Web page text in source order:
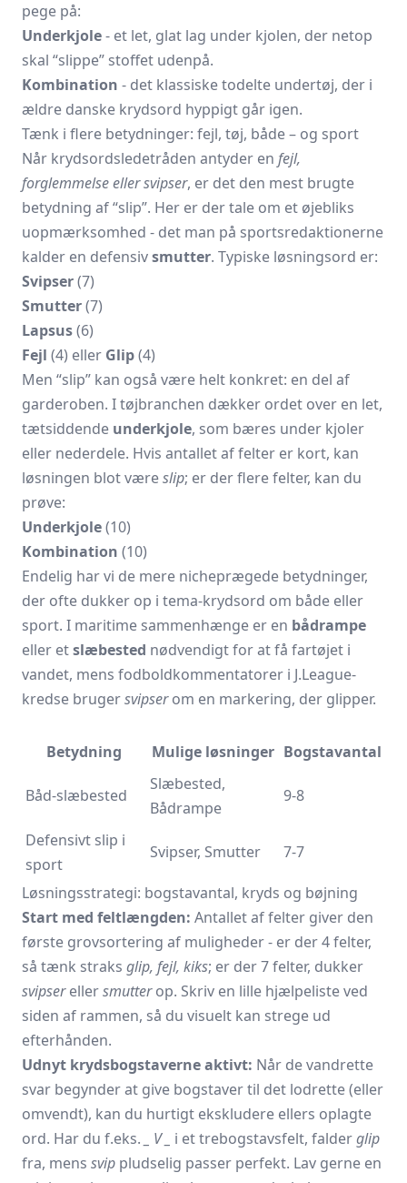
pege på:
Underkjole- et let, glat lag under kjolen, der netop
skal “slippe” stoffet udenpå.
Kombination - det klassiske todelte undertøj, der i
ældre danske krydsord hyppigt går igen.
Tænk i flere betydninger: fejl, tøj, både – og sport
Når krydsordsledetråden antyder en fejl,
forglemmelse eller svipser, er det den mest brugte
betydning af “slip”. Her er der tale om et øjebliks
uopmærksomhed - det man på sportsredaktionerne
kalder en defensivsmutter. Typiske løsningsord er:
Svipser(7)
Smutter(7)
Lapsus(6)
Fejl (4) eller Glip(4)
Men “slip” kan også være helt konkret: en del af
garderoben. I tøjbranchen dækker ordet over en let,
tætsiddende underkjole, som bæres under kjoler
eller nederdele. Hvis antallet af felter er kort, kan
løsningen blot væreslip; er der flere felter, kan du
prøve:
Underkjole(10)
Kombination (10)
Endelig har vi de mere nicheprægede betydninger,
der ofte dukker op i tema-krydsord om både eller
sport. I maritime sammenhænge er en bådrampe
eller etslæbested nødvendigt for at få fartøjet i
vandet, mens fodboldkommentatorer i J.League-
kredse brugersvipserom en markering, der glipper.
Betydning Mulige løsninger Bogstavantal
Båd-slæbested
Slæbested,
Bådrampe
9-8
Defensivt slip i
sport
Svipser, Smutter 7-7
Løsningsstrategi: bogstavantal, kryds og bøjning
Start med feltlængden: Antallet af felter giver den
første grovsortering af muligheder - er der 4 felter,
så tænk straks glip, fejl, kiks; er der 7 felter, dukker
svipserellersmutterop. Skriv en lille hjælpeliste ved
siden af rammen, så du visuelt kan strege ud
efterhånden.
Udnyt krydsbogstaverne aktivt: Når de vandrette
svar begynder at give bogstaver til det lodrette (eller
omvendt), kan du hurtigt ekskludere ellers oplagte
ord. Har du f.eks.
_ V _ i et trebogstavsfelt, falderglip
fra, mens svip pludselig passer perfekt. Lav gerne en